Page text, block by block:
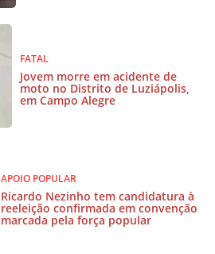
FATAL
Jovem morre em acidente de
moto no Distrito de Luziápolis,
em Campo Alegre
APOIO POPULAR
Ricardo Nezinho tem candidatura à
reeleição confirmada em convenção
marcada pela força popular